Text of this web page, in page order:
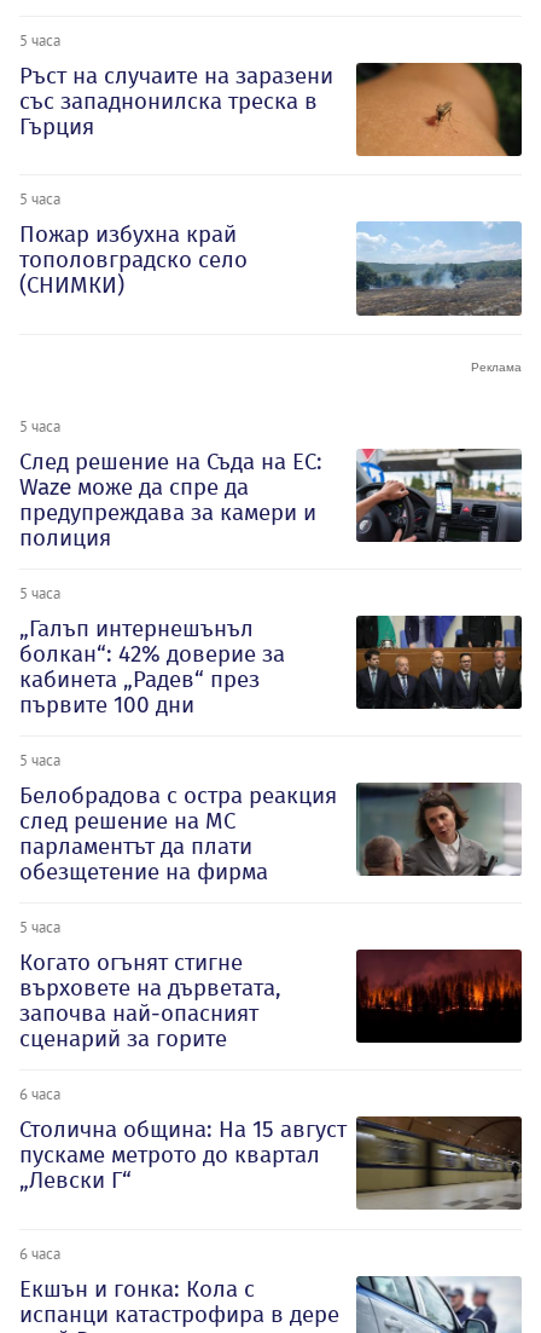
5 часа
Ръст на случаите на заразени
със западнонилска треска в
Гърция
5 часа
Пожар избухна край
тополовградско село
(СНИМКИ)
5 часа
След решение на Съда на ЕС:
Waze може да спре да
предупреждава за камери и
полиция
5 часа
„Галъп интернешънъл
болкан“: 42% доверие за
кабинета „Радев“ през
първите 100 дни
5 часа
Белобрадова с остра реакция
след решение на МС
парламентът да плати
обезщетение на фирма
5 часа
Когато огънят стигне
върховете на дърветата,
започва най-опасният
сценарий за горите
6 часа
Столична община: На 15 август
пускаме метрото до квартал
„Левски Г“
6 часа
Екшън и гонка: Кола с
испанци катастрофира в дере